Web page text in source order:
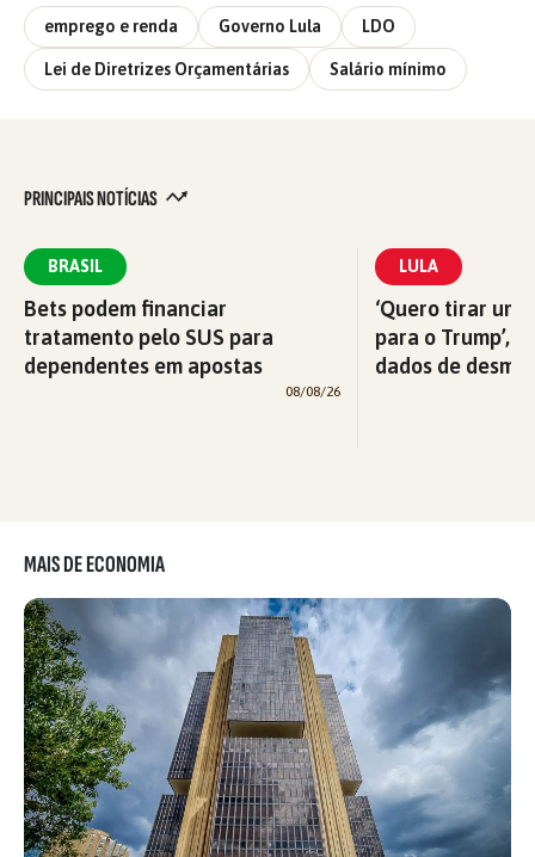
emprego e renda Governo Lula LDO
Lei de Diretrizes Orçamentárias Salário mínimo
PRINCIPAIS NOTÍCIAS
BRASIL
Bets podem financiar
tratamento pelo SUS para
dependentes em apostas
08/08/26
LULA
‘Quero tirar
para o Trump’,
dados de
MAIS DE ECONOMIA